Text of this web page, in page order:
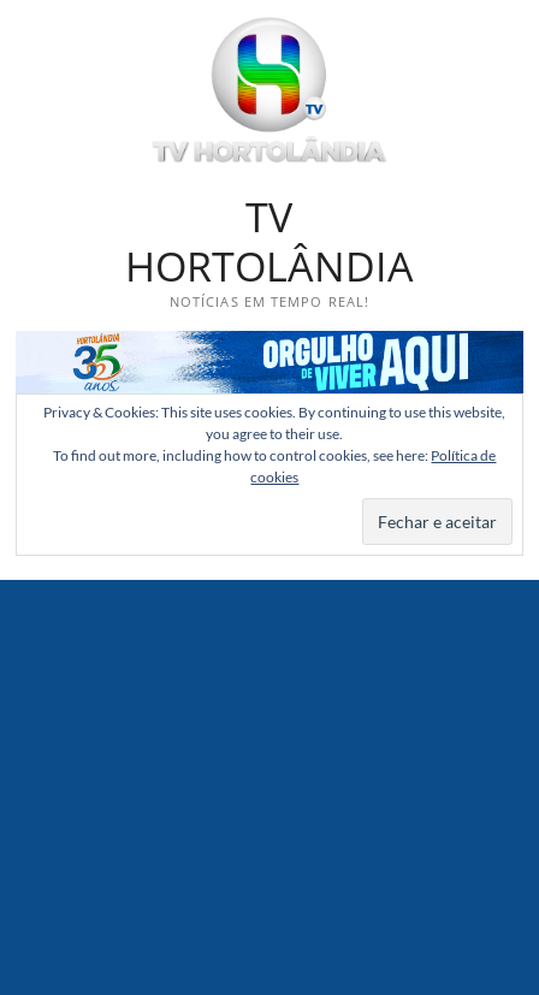
TV
HORTOLÂNDIA
NOTÍCIAS EM TEMPO REAL!
Privacy & Cookies: This site uses cookies. By continuing to use this website,
you agree to their use.
To find out more, including how to control cookies, see here: Política de
cookies